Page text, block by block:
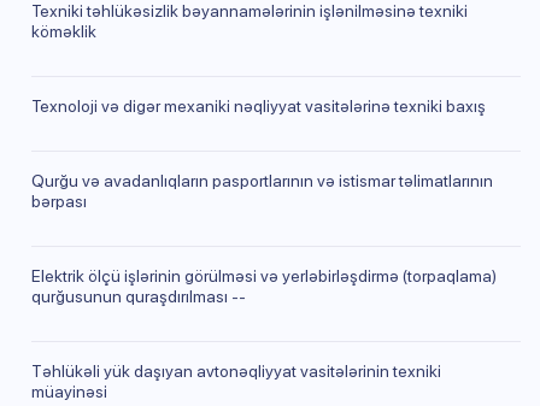
Texniki təhlükəsizlik bəyannamələrinin işlənilməsinə texniki
köməklik
Texnoloji və digər mexaniki nəqliyyat vasitələrinə texniki baxış
Qurğu və avadanlıqların pasportlarının və istismar təlimatlarının
bərpası
Elektrik ölçü işlərinin görülməsi və yerləbirləşdirmə (torpaqlama)
qurğusunun quraşdırılması --
Təhlükəli yük daşıyan avtonəqliyyat vasitələrinin texniki
müayinəsi